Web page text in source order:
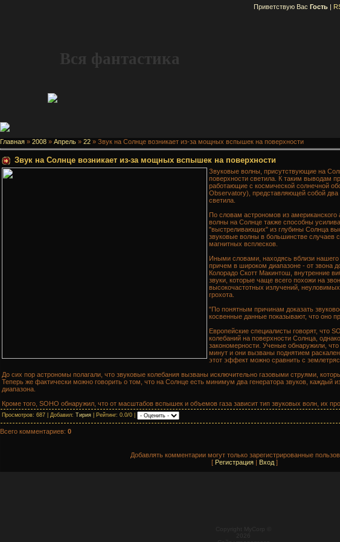
Приветствую Вас Гость |
Вся фантастика
Главная » 2008 » Апрель » 22 » Звук на Солнце возникает из-за мощных вспышек на поверхности
Звук на Солнце возникает из-за мощных вспышек на поверхности
Звуковые волны, присутствующие на
поверхности светила. К таким выводам
работающие с космической солнечной
Observatory), представляющей собой
светила.
По словам астрономов из
волны на Солнце также способны
"выстреливающих" из глубины Солнца
звуковые волны в большинстве случаев
магнитных всплесков.
Иными словами, находясь вблизи
причем в широком диапазоне - от звона
Колорадо Скотт Макинтош, внутренние
звуки, которые чаще всего похожи на
высокочастотных излучений,
грохота.
"По понятным причинам доказать
косвенные данные показывают, что оно
Европейские специалисты говорят, что
колебаний на поверхности Солнца,
закономерности. Ученые обнаружили,
минут и они вызваны поднятием
этот эффект можно сравнить с
До сих пор астрономы полагали, что звуковые колебания вызваны исключительно газовыми струями,
Теперь же фактически можно говорить о том, что на Солнце есть минимум два генератора звуков, каждый
диапазона.
Кроме того, SOHO обнаружил, что от масштабов вспышек и объемов газа зависит тип звуковых волн, их
Просмотров: 687 | Добавил: Тирия | Рейтинг: 0.0/0 |
Всего комментариев: 0
Добавлять комментарии могут только зарегистрированные
[ Регистрация | Вход ]
Copyright MyCorp ©